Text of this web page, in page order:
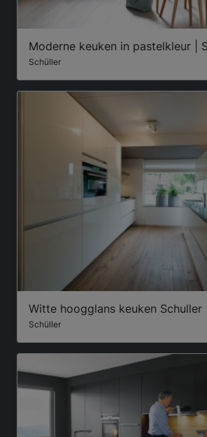
Moderne keuken in pastelkleur |
Schüller
Witte hoogglans keuken Schuller
Schüller